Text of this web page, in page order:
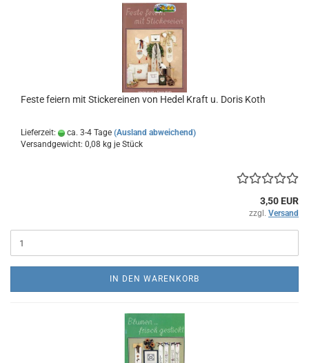
Feste feiern mit Stickereinen von Hedel Kraft u. Doris Koth
Lieferzeit: ca. 3-4 Tage (Ausland abweichend)
Versandgewicht: 0,08 kg je Stück
3,50 EUR
zzgl. Versand
IN DEN WARENKORB